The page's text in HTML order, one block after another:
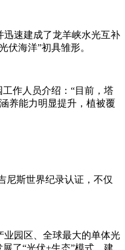
迅速建成了龙羊峡水光互补
伏海洋”初具雏形。
作人员介绍：“目前，塔
养能力明显提升，植被覆
尼斯世界纪录认证，不仅
业园区、全球最大的单体光
了“光伏+生态”模式，建